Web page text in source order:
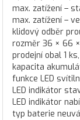
max. zatížení –
max. zatížení –
klidový odběr
rozměr 36 × 66
prodejní obal 1
kapacita
funkce LED
LED indikátor
LED indikátor
typ baterie